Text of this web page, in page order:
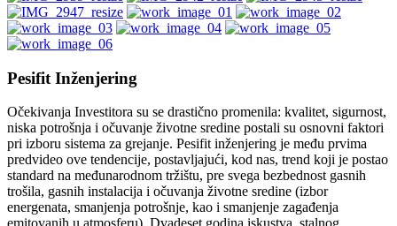
Pesifit Inženjering
Očekivanja Investitora su se drastično promenila: kvalitet, sigurnost,
niska potrošnja i očuvanje životne sredine postali su osnovni faktori
pri izboru sistema za grejanje. Pesifit inženjering je među prvima
predvideo ove tendencije, postavljajući, kod nas, trend koji je postao
standard na međunarodnom tržištu, pre svega bezbednost gasnih
trošila, gasnih instalacija i očuvanja životne sredine (izbor
energenata, smanjenja potrošnje, kao i smanjenje zagađenja